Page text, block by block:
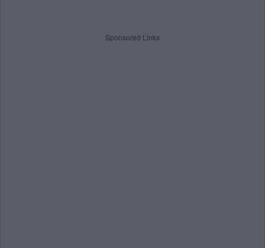
Sponsored Links